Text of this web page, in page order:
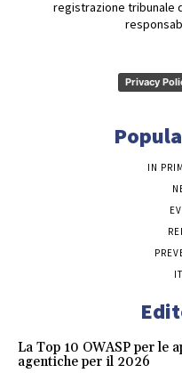
registrazione tribunale
Privacy
IN
La Top 10 OWASP per le
agentiche per il 2026